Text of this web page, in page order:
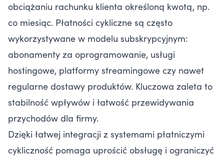
obciążaniu rachunku klienta określoną kwotą, np.
co miesiąc. Płatności cykliczne są często
wykorzystywane w modelu subskrypcyjnym:
abonamenty za oprogramowanie, usługi
hostingowe, platformy streamingowe czy nawet
regularne dostawy produktów. Kluczowa zaleta to
stabilność wpływów i łatwość przewidywania
przychodów dla firmy.
Dzięki łatwej integracji z systemami płatniczymi
cykliczność pomaga uprościć obsługę i ograniczyć